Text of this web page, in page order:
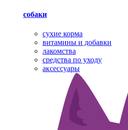
собаки
cухие корма
витамины и добавки
лакомства
средства по уходу
аксессуары